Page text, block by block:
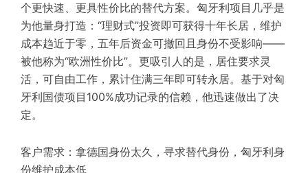
个更快速、更具性价比的替代方案。匈牙利项目几乎是
为他量身打造：“理财式”投资即可获得十年长居，维护
成本趋近于零，五年后资金可撤回且身份不受影响——
被他称为“欧洲性价比”。更吸引人的是，居住要求灵
活，可自由工作，累计住满三年即可转永居。基于对匈
牙利国债项目100%成功记录的信赖，他迅速做出了决
定。
客户需求：拿德国身份太久，寻求替代身份，匈牙利身
份维护成本低